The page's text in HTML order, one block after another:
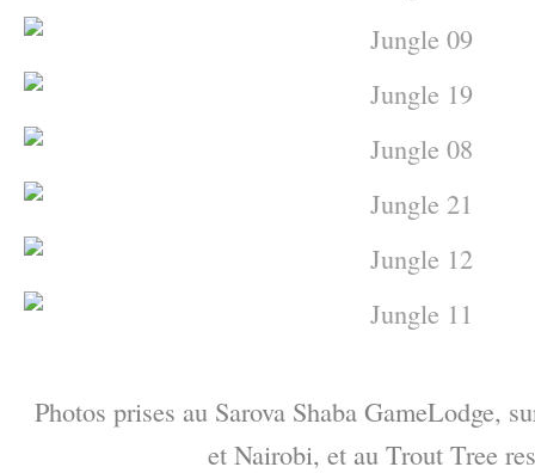
Photos prises au Sarova Shaba GameLodge,
et Nairobi, et au Trout Tree